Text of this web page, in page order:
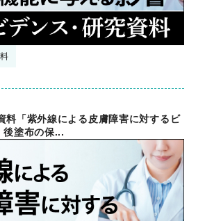
料「紫外線による皮膚障害に対するビ
後塗布の保...